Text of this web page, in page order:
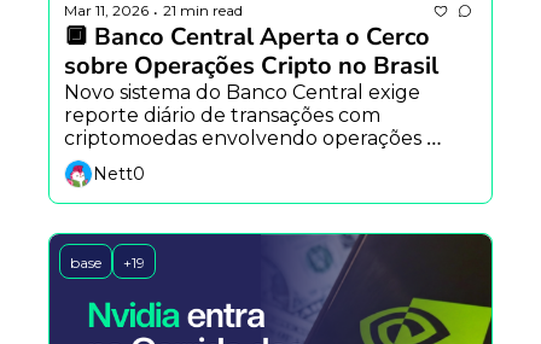
Mar 11, 2026 • 21 min read
🔲 Banco Central Aperta o Cerco
sobre Operações Cripto no Brasil
Novo sistema do Banco Central exige
reporte diário de transações com
criptomoedas envolvendo operações
cambiais, ampliando a supervisão
regulatória no país.
Nett0
base +19